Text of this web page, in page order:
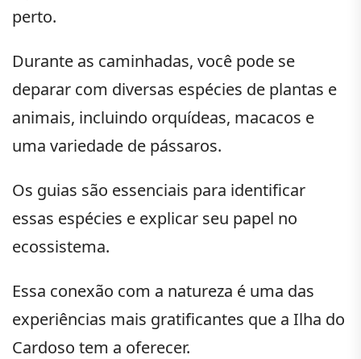
perto.
Durante as caminhadas, você pode se
deparar com diversas espécies de plantas e
animais, incluindo orquídeas, macacos e
uma variedade de pássaros.
Os guias são essenciais para identificar
essas espécies e explicar seu papel no
ecossistema.
Essa conexão com a natureza é uma das
experiências mais gratificantes que a Ilha do
Cardoso tem a oferecer.